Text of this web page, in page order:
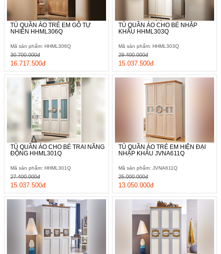
TỦ QUẦN ÁO TRẺ EM GỖ TỰ
NHIÊN HHML306Q
Mã sản phẩm: HHML306Q
16.717.500đ
30.700.000đ
TỦ QUẦN ÁO CHO BÉ NHẬP
KHẨU HHML303Q
Mã sản phẩm: HHML303Q
15.037.500đ
29.400.000đ
TỦ QUẦN ÁO CHO BÉ TRAI NĂNG
ĐỘNG HHML301Q
Mã sản phẩm: HHML301Q
15.037.500đ
27.400.000đ
TỦ QUẦN ÁO TRẺ EM HIỆN ĐẠI
NHẬP KHẨU JVNA611Q
Mã sản phẩm: JVNA611Q
13.050.000đ
25.000.000đ